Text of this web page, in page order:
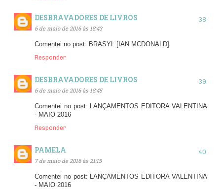
DESBRAVADORES DE LIVROS
6 de maio de 2016 às 18:43
Comentei no post: BRASYL [IAN MCDONALD]
Responder
DESBRAVADORES DE LIVROS
6 de maio de 2016 às 18:45
Comentei no post: LANÇAMENTOS EDITORA VALENTINA
- MAIO 2016
Responder
PAMELA
7 de maio de 2016 às 21:15
Comentei no post: LANÇAMENTOS EDITORA VALENTINA
- MAIO 2016